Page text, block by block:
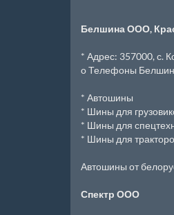
Белшина ООО,
* Адрес: 357000, с.
o Телефоны
* Автошины
* Шины для
* Шины для
* Шины для
Автошины от
Спектр ООО